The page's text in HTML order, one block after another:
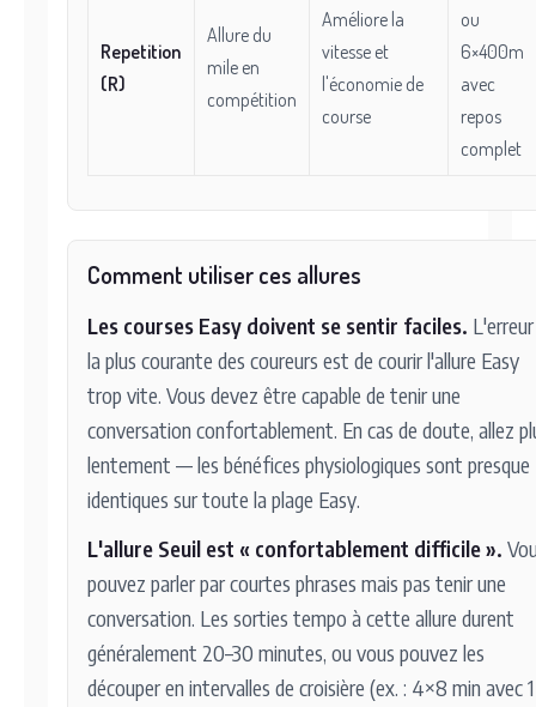
Repetition
(R)
Allure du
mile en
compétition
Améliore la
vitesse et
l'économie de
course
ou
6×400m
avec
repos
complet
Comment utiliser ces allures
Les courses Easy doivent se sentir faciles. L'erreur
la plus courante des coureurs est de courir l'allure Easy
trop vite. Vous devez être capable de tenir une
conversation confortablement. En cas de doute, allez
lentement — les bénéfices physiologiques sont presque
identiques sur toute la plage Easy.
L'allure Seuil est « confortablement difficile ».
pouvez parler par courtes phrases mais pas tenir une
conversation. Les sorties tempo à cette allure durent
généralement 20–30 minutes, ou vous pouvez les
découper en intervalles de croisière (ex. : 4×8 min avec 1